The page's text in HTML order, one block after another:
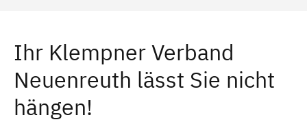
Ihr Klempner Verband
Neuenreuth lässt Sie nicht
hängen!